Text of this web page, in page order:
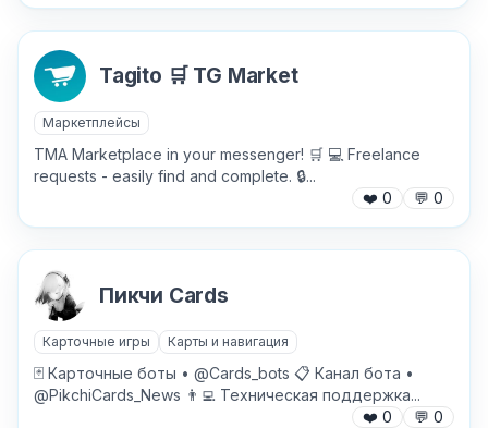
Tagito 🛒 TG Market
Маркетплейсы
TMA Marketplace in your messenger! 🛒 💻 Freelance
requests - easily find and complete. 🔒...
❤️ 0 💬 0
Пикчи Cards
Карточные игры Карты и навигация
🃏 Карточные боты • @Cards_bots 📋 Канал бота •
@PikchiCards_News 👨‍💻 Техническая поддержка...
❤️ 0 💬 0